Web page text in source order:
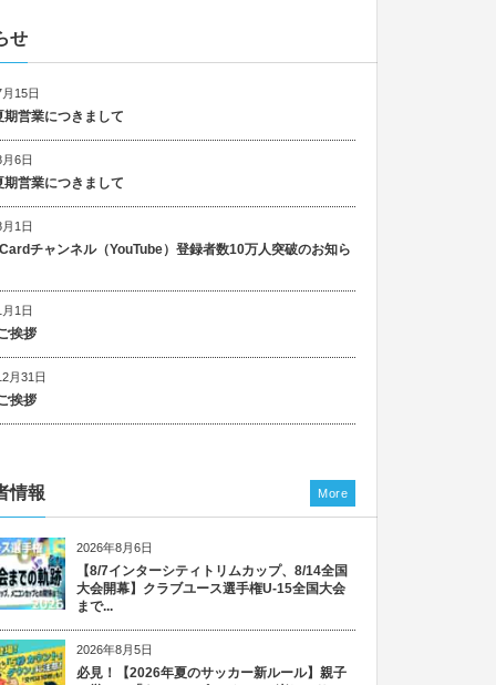
せ
15日
期営業につきまして
6日
期営業につきまして
1日
チャンネル（YouTube）登録者数10万人突破のお知ら
1日
挨拶
月31日
挨拶
情報
2026年8月6日
【8/7インターシティトリムカップ、8/14全国
大会開幕】クラブユース選手権U-15全国大会
まで...
2026年8月5日
必見！【2026年夏のサッカー新ルール】親子
More